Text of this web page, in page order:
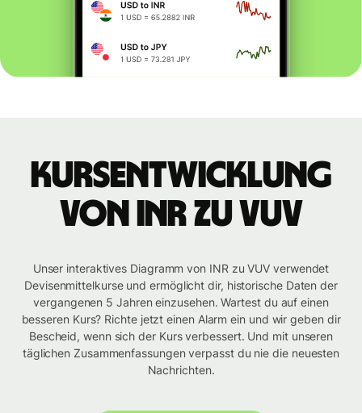
Kursentwicklung
von INR zu VUV
Unser interaktives Diagramm von INR zu VUV verwendet
Devisenmittelkurse und ermöglicht dir, historische Daten der
vergangenen 5 Jahren einzusehen. Wartest du auf einen
besseren Kurs? Richte jetzt einen Alarm ein und wir geben dir
Bescheid, wenn sich der Kurs verbessert. Und mit unseren
täglichen Zusammenfassungen verpasst du nie die neuesten
Nachrichten.